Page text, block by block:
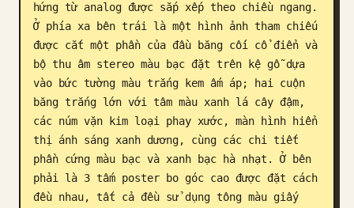
hứng từ analog được sắp xếp theo chiều ngang.
Ở phía xa bên trái là một hình ảnh tham chiếu
được cắt một phần của đầu băng cối cổ điển và
bộ thu âm stereo màu bạc đặt trên kệ gỗ dựa
vào bức tường màu trắng kem ấm áp; hai cuộn
băng trắng lớn với tâm màu xanh lá cây đậm,
các núm vặn kim loại phay xước, màn hình hiển
thị ánh sáng xanh dương, cùng các chi tiết
phần cứng màu bạc và xanh bạc hà nhạt. Ở bên
phải là 3 tấm poster bo góc cao được đặt cách
đều nhau, tất cả đều sử dụng tông màu giấy